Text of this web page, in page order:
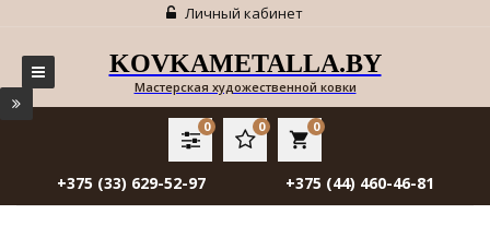
Личный кабинет
KOVKAMETALLA.BY
Мастерская художественной ковки
local_grocery_store
0
0
0
+375 (33) 629-52-97 +375 (44) 460-46-81